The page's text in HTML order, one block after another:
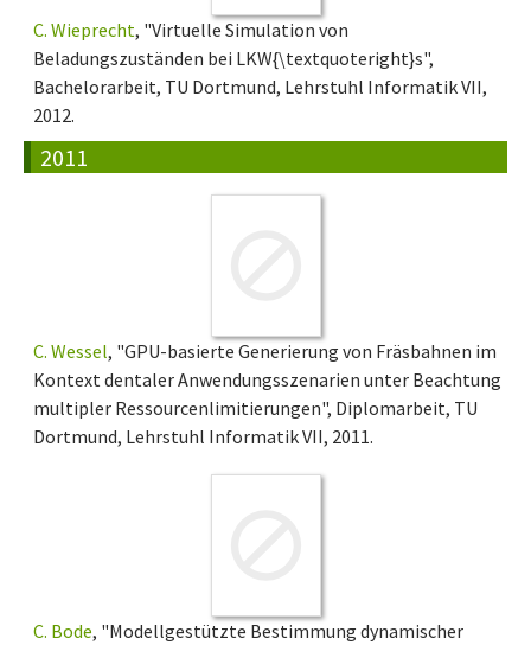
C. Wieprecht, "Virtuelle Simulation von
Beladungszuständen bei LKW{\textquoteright}s",
Bachelorarbeit, TU Dortmund, Lehrstuhl Informatik VII,
2012.
2011
C. Wessel, "GPU-basierte Generierung von Fräsbahnen im
Kontext dentaler Anwendungsszenarien unter Beachtung
multipler Ressourcenlimitierungen", Diplomarbeit, TU
Dortmund, Lehrstuhl Informatik VII, 2011.
C. Bode, "Modellgestützte Bestimmung dynamischer